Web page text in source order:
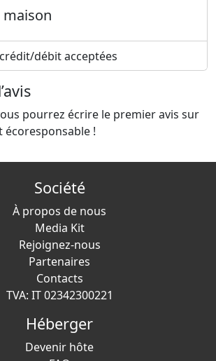
maison
débit acceptées
pourrez écrire le premier avis sur
!
Société
À propos de nous
Media Kit
Rejoignez-nous
Partenaires
Contacts
TVA: IT 02342300221
Héberger
Devenir hôte